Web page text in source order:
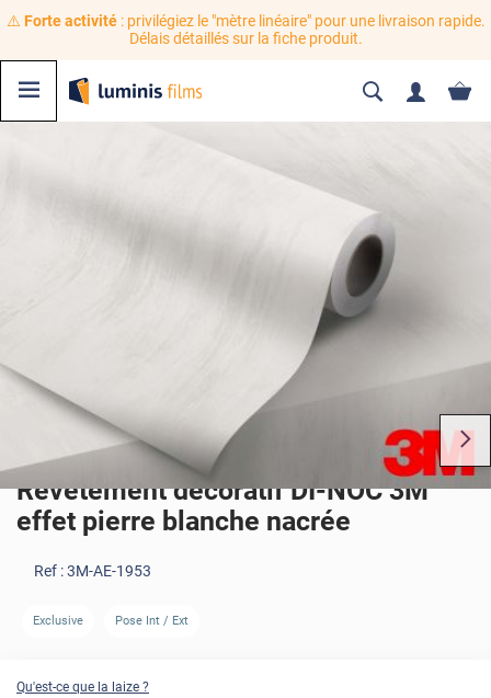
⚠️ Forte activité: privilégiez le "mètre linéaire" pour une livraison rapide.
Délais détaillés sur la fiche produit.
Revêtement décoratif DI-NOC 3M
effet pierre blanche nacrée
Ref :3M-AE-1953
Exclusive Pose Int / Ext
Qu'est-ce que la laize ?